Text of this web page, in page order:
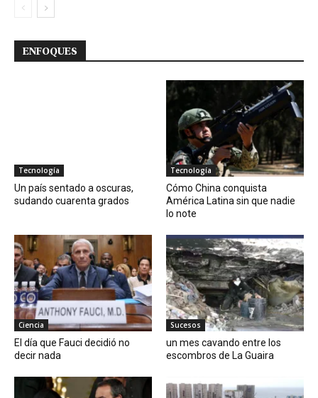
ENFOQUES
Tecnología
Un país sentado a oscuras,
sudando cuarenta grados
Tecnología
Cómo China conquista
América Latina sin que nadie
lo note
Ciencia
El día que Fauci decidió no
decir nada
Sucesos
un mes cavando entre los
escombros de La Guaira